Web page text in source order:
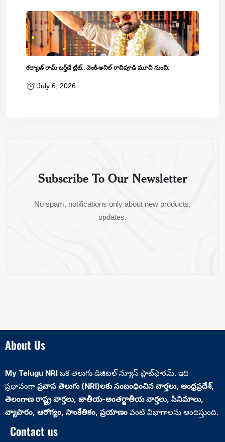
కల్యాణ్ రామ్ బ‌ర్త్‌డే ట్రీట్‌.. వెంకీ-అనిల్ రావిపూడి మూవీ నుంచి.
July 6, 2026
Subscribe To Our Newsletter
No spam, notifications only about new products,
updates.
About Us
My Telugu NRI ఒక తెలుగు డిజిటల్ న్యూస్ ప్లాట్‌ఫారమ్. ఇది
ప్రధానంగా ప్రవాస తెలుగు (NRI)లకు సంబంధించిన వార్తలు, ఆంధ్రప్రదేశ్‌,
తెలంగాణ రాష్ట్ర వార్తలు, జాతీయ-అంతర్జాతీయ వార్తలు, సినిమాలు,
వ్యాపారం, ఆరోగ్యం, సాంకేతికం, ప్రయాణం వంటి విభాగాలను అందిస్తుంది.
Contact us